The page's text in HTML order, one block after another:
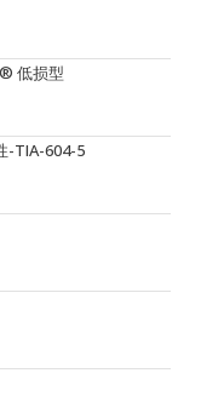
低损型
-TIA-604-5